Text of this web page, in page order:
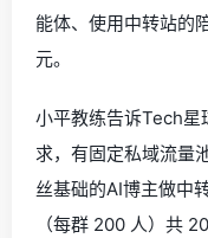
能体、使用中转站的
元。
小平教练告诉Tech星
求，有固定私域流量
丝基础的AI博主做中
（每群 200 人）共